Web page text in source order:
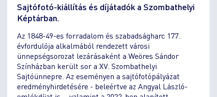
Sajtófotó-kiállítás és díjátadók a Szombathelyi
Képtárban.
Az 1848-49-es forradalom és szabadságharc 177.
évfordulója alkalmából rendezett városi
ünnepségsorozat lezárásaként a Weöres Sándor
Színházban került sor a XV. Szombathelyi
Sajtóünnepre. Az eseményen a sajtófotópályázat
eredményhirdetésére - beleértve az Angyal László-